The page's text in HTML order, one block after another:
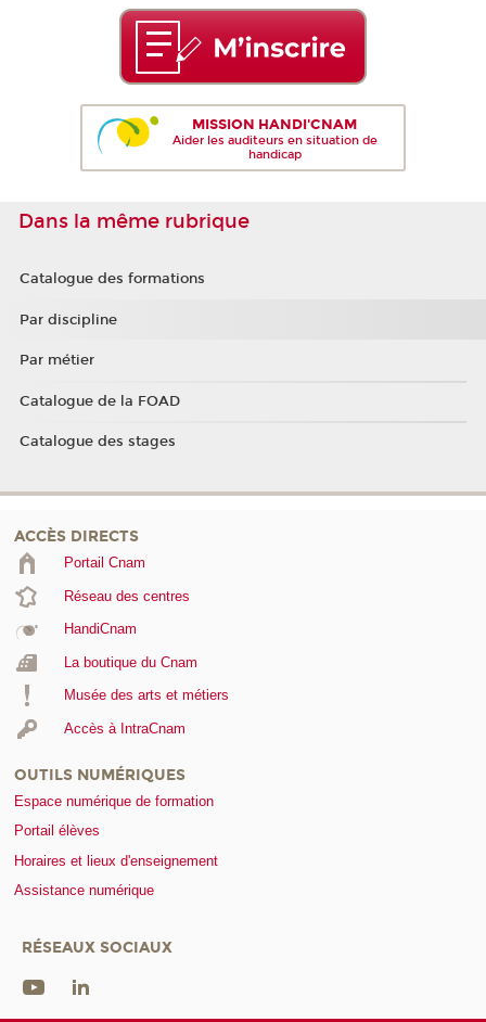
MISSION HANDI'CNAM
Aider les auditeurs en situation de
handicap
Dans la même rubrique
Catalogue des formations
Par discipline
Par métier
Catalogue de la FOAD
Catalogue des stages
ACCÈS DIRECTS
Portail Cnam
Réseau des centres
HandiCnam
La boutique du Cnam
Musée des arts et métiers
Accès à IntraCnam
OUTILS NUMÉRIQUES
Espace numérique de formation
Portail élèves
Horaires et lieux d'enseignement
Assistance numérique
RÉSEAUX SOCIAUX